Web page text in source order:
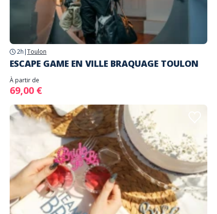
2h |Toulon
ESCAPE GAME EN VILLE BRAQUAGE TOULON
À partir de
69,00 €